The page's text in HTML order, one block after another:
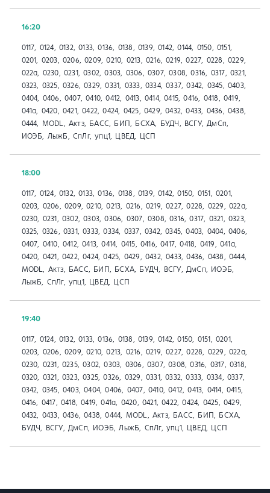
16:20
0117, 0124, 0132, 0133, 0136, 0138, 0139, 0142, 0144, 0150, 0151,
0201, 0203, 0206, 0209, 0210, 0213, 0216, 0219, 0227, 0228, 0229,
022а, 0230, 0231, 0302, 0303, 0306, 0307, 0308, 0316, 0317, 0321,
0323, 0325, 0326, 0329, 0331, 0333, 0334, 0337, 0342, 0345, 0403,
0404, 0406, 0407, 0410, 0412, 0413, 0414, 0415, 0416, 0418, 0419,
041a, 0420, 0421, 0422, 0424, 0425, 0429, 0432, 0433, 0436, 0438,
0444, MODL, Актз, БАСС, БИП, БСХА, БУДЧ, ВСГУ, ДмСп,
ИОЭБ, ЛыжБ, СпЛг, упц1, ЦВЕД, ЦСП
18:00
0117, 0124, 0132, 0133, 0136, 0138, 0139, 0142, 0150, 0151, 0201,
0203, 0206, 0209, 0210, 0213, 0216, 0219, 0227, 0228, 0229, 022а,
0230, 0231, 0302, 0303, 0306, 0307, 0308, 0316, 0317, 0321, 0323,
0325, 0326, 0331, 0333, 0334, 0337, 0342, 0345, 0403, 0404, 0406,
0407, 0410, 0412, 0413, 0414, 0415, 0416, 0417, 0418, 0419, 041a,
0420, 0421, 0422, 0424, 0425, 0429, 0432, 0433, 0436, 0438, 0444,
MODL, Актз, БАСС, БИП, БСХА, БУДЧ, ВСГУ, ДмСп, ИОЭБ,
ЛыжБ, СпЛг, упц1, ЦВЕД, ЦСП
19:40
0117, 0124, 0132, 0133, 0136, 0138, 0139, 0142, 0150, 0151, 0201,
0203, 0206, 0209, 0210, 0213, 0216, 0219, 0227, 0228, 0229, 022а,
0230, 0231, 0235, 0302, 0303, 0306, 0307, 0308, 0316, 0317, 0318,
0320, 0321, 0323, 0325, 0326, 0329, 0331, 0332, 0333, 0334, 0337,
0342, 0345, 0403, 0404, 0406, 0407, 0410, 0412, 0413, 0414, 0415,
0416, 0417, 0418, 0419, 041a, 0420, 0421, 0422, 0424, 0425, 0429,
0432, 0433, 0436, 0438, 0444, MODL, Актз, БАСС, БИП, БСХА,
БУДЧ, ВСГУ, ДмСп, ИОЭБ, ЛыжБ, СпЛг, упц1, ЦВЕД, ЦСП